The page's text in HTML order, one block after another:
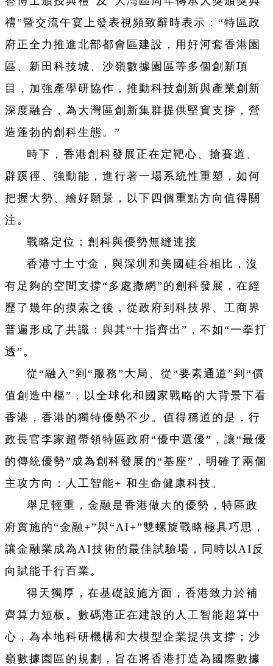
禮”暨交流午宴上發表視頻致辭時表示：“特區政
府正全力推進北部都會區建設，用好河套香港園
區、新田科技城、沙嶺數據園區等多個創新項
目，加強產學研協作，推動科技創新與產業創新
深度融合，為大灣區創新集群提供堅實支撐，營
造蓬勃的創科生態。”
時下，香港創科發展正在定靶心、搶賽道、
辟蹊徑、強動能，進行著一場系統性重塑，如何
把握大勢、繪好願景，以下四個重點方向值得關
注。
戰略定位：創科與優勢無縫連接
香港寸土寸金，與深圳和美國硅谷相比，沒
有足夠的空間支撐“多處撒網”的創科發展，在經
歷了幾年的摸索之後，從政府到科技界、工商界
普遍形成了共識：與其“十指齊出”，不如“一拳打
透”。
從“融入”到“服務”大局、從“要素通道”到“價
值創造中樞”，以全球化和國家戰略的大背景下看
香港，香港的獨特優勢不少。值得稱道的是，行
政長官李家超帶領特區政府“優中選優”，讓“最優
的傳統優勢”成為創科發展的“基座”，明確了兩個
主攻方向：人工智能+ 和生命健康科技。
舉足輕重，金融是香港做大的優勢，特區政
府實施的“金融+”與“AI+”雙螺旋戰略極具巧思，
讓金融業成為AI技術的最佳試驗場，同時以AI反
向賦能千行百業。
得天獨厚，在基礎設施方面，香港致力於補
齊算力短板。數碼港正在建設的人工智能超算中
心，為本地科研機構和大模型企業提供支撐；沙
嶺數據園區的規劃，旨在將香港打造為國際數據